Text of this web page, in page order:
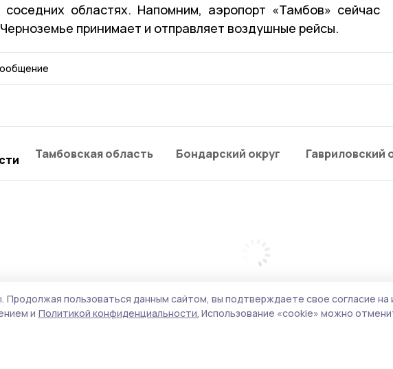
областях. Напомним, аэропорт «Тамбов» сейчас
принимает и отправляет воздушные рейсы.
Тамбовская область Бондарский округ Гавриловский
Продолжая пользоваться данным сайтом, вы подтверждаете свое согласие на
и Политикой конфиденциальности. Использование «cookie» можно